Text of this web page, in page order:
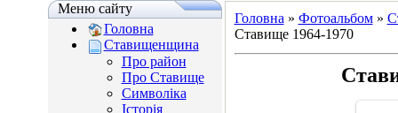
Меню сайту
Головна
Ставищенщина
Про район
Про Ставище
Символіка
Історія
Головна » Фотоальбом»
Ставище 1964-1970